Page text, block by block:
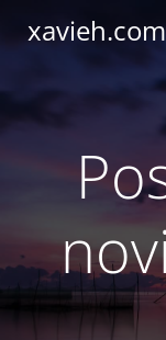
xavieh.com